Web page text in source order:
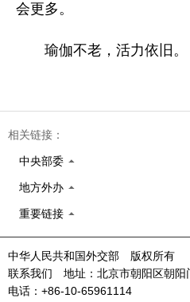
会更多。
瑜伽不老，活力依旧。
相关链接：
中央部委
地方外办
重要链接
中华人民共和国外交部 版权所有
联系我们 地址：北京市朝阳区朝
电话：+86-10-65961114